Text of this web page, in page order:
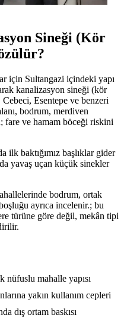
Sineği (Kör
için Sultangazi içindeki yapı
kanalizasyon sineği (kör
Esentepe ve benzeri
bodrum, merdiven
fare ve hamam böceği riskini
ilk baktığımız başlıklar gider
yavaş uçan küçük sinekler
bodrum, ortak
ayrıca incelenir.; bu
türüne göre değil, mekân tipi
nüfuslu mahalle yapısı
yakın kullanım cepleri
dış ortam baskısı